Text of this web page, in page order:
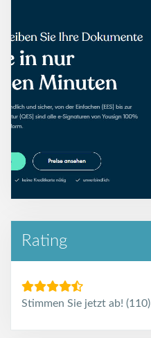
Rating
Stimmen Sie jetzt ab! (110)